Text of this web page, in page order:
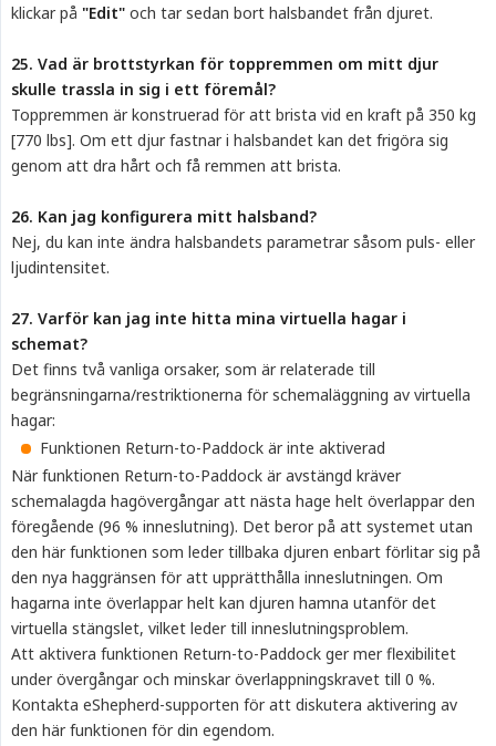
klickar på "Edit" och tar sedan bort halsbandet från djuret.
25. Vad är brottstyrkan för topp­remmen om mitt djur
skulle trassla in sig i ett föremål?
Toppremmen är konstruerad för att brista vid en kraft på 350 kg
[770 lbs]. Om ett djur fastnar i halsbandet kan det frigöra sig
genom att dra hårt och få remmen att brista.
26. Kan jag konfigurera mitt halsband?
Nej, du kan inte ändra halsbandets parametrar såsom puls- eller
ljudintensitet.
27. Varför kan jag inte hitta mina virtuella hagar i
schemat?
Det finns två vanliga orsaker, som är relaterade till
begränsningarna/restriktionerna för schemaläggning av virtuella
hagar:
Funktionen Return-to-Paddock är inte aktiverad
När funktionen Return-to-Paddock är avstängd kräver
schemalagda hagövergångar att nästa hage helt överlappar den
föregående (96 % inneslutning). Det beror på att systemet utan
den här funktionen som leder tillbaka djuren enbart förlitar sig på
den nya haggränsen för att upprätthålla inneslutningen. Om
hagarna inte överlappar helt kan djuren hamna utanför det
virtuella stängslet, vilket leder till inneslutningsproblem.
Att aktivera funktionen Return-to-Paddock ger mer flexibilitet
under övergångar och minskar överlappningskravet till 0 %.
Kontakta eShepherd-supporten för att diskutera aktivering av
den här funktionen för din egendom.